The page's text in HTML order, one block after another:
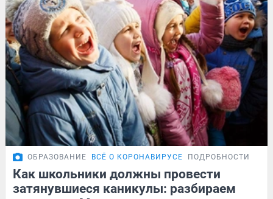
ОБРАЗОВАНИЕ ВСЁ О КОРОНАВИРУСЕ ПОДРОБНОСТИ
Как школьники должны провести
затянувшиеся каникулы: разбираем